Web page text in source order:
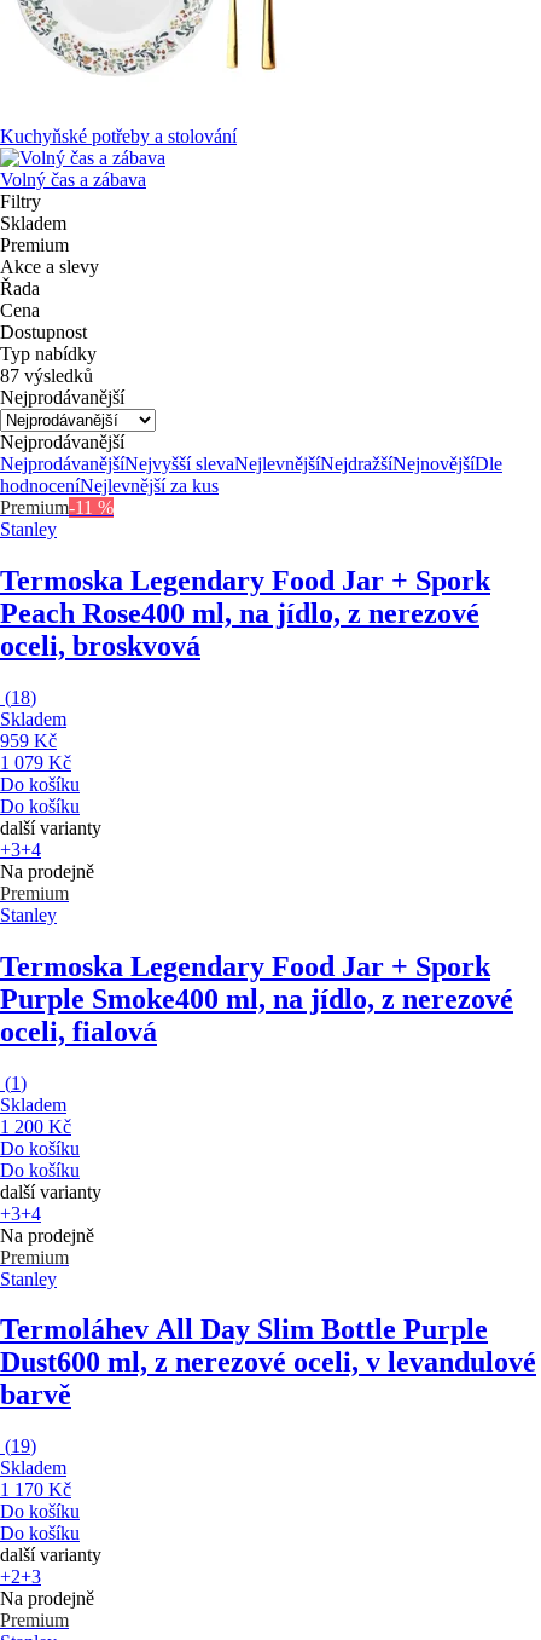
Kuchyňské potřeby a stolování
Volný čas a zábava
Filtry
Skladem
Premium
Akce a slevy
Řada
Cena
Dostupnost
Typ nabídky
87 výsledků
Nejprodávanější
Nejprodávanější
NejprodávanějšíNejvyšší slevaNejlevnějšíNejdražšíNejnovějšíDle
hodnoceníNejlevnější za kus
Premium-11 %
Stanley
Termoska Legendary Food Jar + Spork
Peach Rose400 ml, na jídlo, z nerezové
oceli, broskvová
(18)
Skladem
959 Kč
1 079 Kč
Do košíku
Do košíku
další varianty
+3+4
Na prodejně
Premium
Stanley
Termoska Legendary Food Jar + Spork
Purple Smoke400 ml, na jídlo, z nerezové
oceli, fialová
(1)
Skladem
1 200 Kč
Do košíku
Do košíku
další varianty
+3+4
Na prodejně
Premium
Stanley
Termoláhev All Day Slim Bottle Purple
Dust600 ml, z nerezové oceli, v levandulové
barvě
(19)
Skladem
1 170 Kč
Do košíku
Do košíku
další varianty
+2+3
Na prodejně
Premium